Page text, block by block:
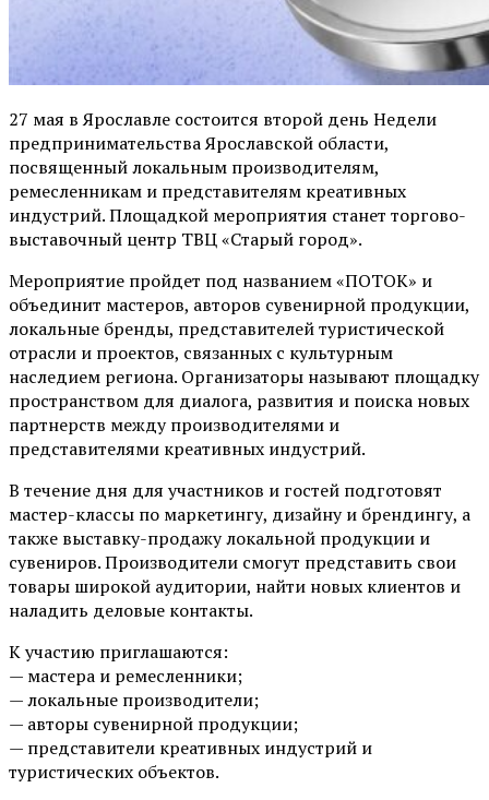
27 мая в Ярославле состоится второй день Недели
предпринимательства Ярославской области,
посвященный локальным производителям,
ремесленникам и представителям креативных
индустрий. Площадкой мероприятия станет торгово-
выставочный центр ТВЦ «Старый город».
Мероприятие пройдет под названием «ПОТОК» и
объединит мастеров, авторов сувенирной продукции,
локальные бренды, представителей туристической
отрасли и проектов, связанных с культурным
наследием региона. Организаторы называют площадку
пространством для диалога, развития и поиска новых
партнерств между производителями и
представителями креативных индустрий.
В течение дня для участников и гостей подготовят
мастер-классы по маркетингу, дизайну и брендингу, а
также выставку-продажу локальной продукции и
сувениров. Производители смогут представить свои
товары широкой аудитории, найти новых клиентов и
наладить деловые контакты.
К участию приглашаются:
— мастера и ремесленники;
— локальные производители;
— авторы сувенирной продукции;
— представители креативных индустрий и
туристических объектов.